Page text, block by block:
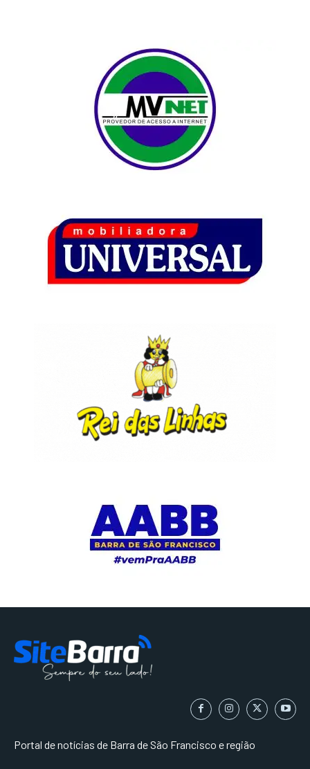
Portal de notícias de Barra de São Francisco e região